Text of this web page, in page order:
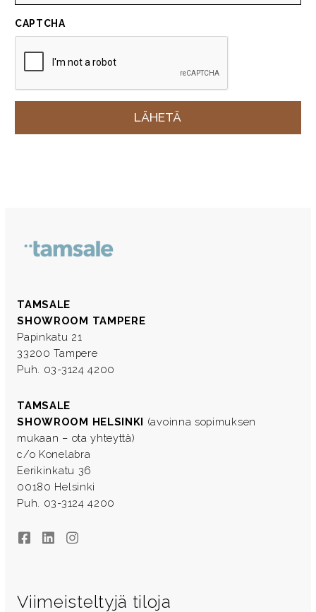
CAPTCHA
TAMSALE
SHOWROOM TAMPERE
Papinkatu 21
33200 Tampere
Puh. 03-3124 4200
TAMSALE
SHOWROOM HELSINKI (avoinna sopimuksen
mukaan – ota yhteyttä)
c/o Konelabra
Eerikinkatu 36
00180 Helsinki
Puh. 03-3124 4200
FacebookLinkedInInstagram
Viimeisteltyjä tiloja